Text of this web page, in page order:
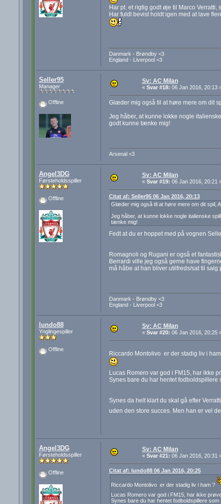
Har pt. et rigtig godt øje til Marco
Har fuldt bevist holdt igen med at lave
Danmark - Brøndby <3
England - Liverpool <3
Seller95
Manager
Offline
Sv: AC Milan
« Svar #18: 06 Jan 2016, 20:13
Glæder mig også til at høre mere om dit
Jeg håber, at kunne lokke nogle
godt kunne tænke mig!
Arsenal <3
Angel3DG
Førsteholdsspiller
Offline
Sv: AC Milan
« Svar #19: 06 Jan 2016, 20:21
Citat af: Seller95 06 Jan 2016, 20:13
Glæder mig også til at høre mere om dit spil,
Jeg håber, at kunne lokke nogle italienske
tænke mig!
Fedt at du er hoppet med på vognen
Romagnoli og Rugani er også et
Berrardi ville jeg også gerne have
må håbe at han bliver utilfreds/sat til salg
Danmark - Brøndby <3
England - Liverpool <3
lundo88
Ynglingespiller
Offline
Sv: AC Milan
« Svar #20: 06 Jan 2016, 20:25
Riccardo Montolivo er der stadig liv i
Lucas Romero var god i FM15, har ikke
Synes bare du har hentet
Synes da helt klart du skal gå efter
uden den store succes. Men han er vel
Angel3DG
Førsteholdsspiller
Offline
Sv: AC Milan
« Svar #21: 06 Jan 2016, 20:31
Citat af: lundo88 06 Jan 2016, 20:25
Riccardo Montolivo er der stadig liv i ham ?
Lucas Romero var god i FM15, har ikke
Synes bare du har hentet fodboldspillere